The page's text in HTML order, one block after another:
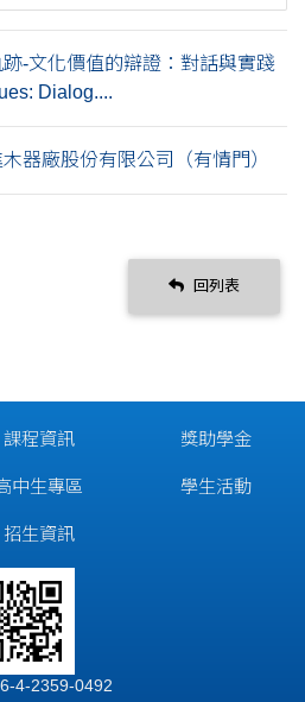
-文化價值的辯證：對話與實踐
Dialog....
器廠股份有限公司（有情門）
回列表
課程資訊
中生專區
招生資訊
獎助學金
學生活動
4-2359-0492